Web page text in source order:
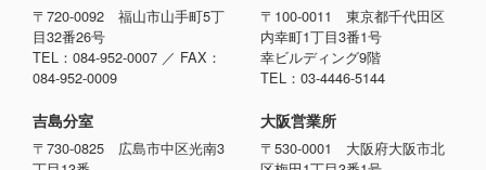
〒720-0092 福山市山手町5丁
目32番26号
TEL：084-952-0007 ／ FAX：
084-952-0009
吉島分室
〒730-0825 広島市中区光南3
〒100-0011 東京都千代田区
内幸町1丁目3番1号
幸ビルディング9階
TEL：03-4446-5144
大阪営業所
〒530-0001 大阪府大阪市北